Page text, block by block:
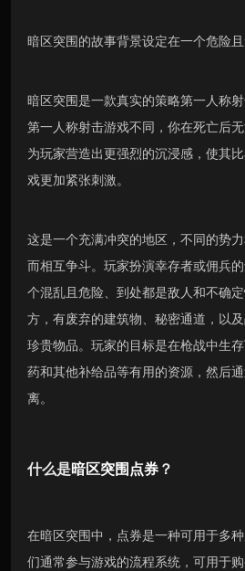
暗区突围的故事背景设定在一个危险且
暗区突围是一款真实的策略第一人称
第一人称射击游戏不同，你在死亡后
为玩家营造出更强烈的沉浸感，使其
戏更加紧张刺激。
这是一个充满冲突的地区，不同的势
而相互争斗。玩家扮演幸存者或佣兵
个混乱且危险、到处都是敌人和不确
方，有废弃的建筑物、秘密通道，以
珍贵物品。玩家的目标是在枪战中生
药和其他补给品等有用的资源，然后
离。
什么是暗区突围点券？
在暗区突围中，点券是一种可用于多
们通常参与游戏的流程系统，可用于